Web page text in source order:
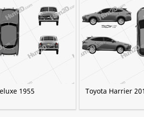
1955 Toyota Harrier